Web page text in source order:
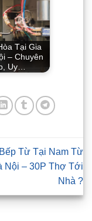
Tại Gia
– Chuyên
Uy…
Từ Tại Nam Từ
Nội – 30P Thợ Tới
Nhà ?